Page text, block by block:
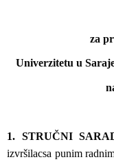
za
Univerzitetu u
1. STRUČNI
izvršilacsa punim